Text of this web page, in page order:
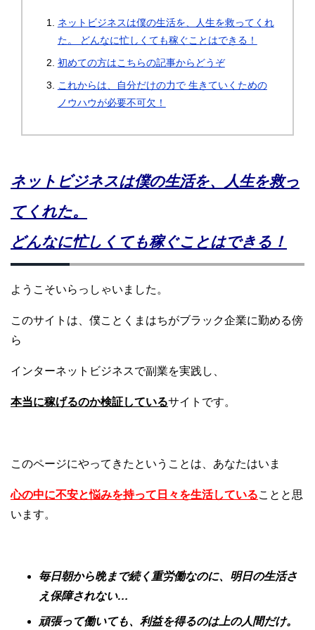
ネットビジネスは僕の生活を、人生を救ってくれ
た。 どんなに忙しくても稼ぐことはできる！
初めての方はこちらの記事からどうぞ
これからは、自分だけの力で 生きていくための
ノウハウが必要不可欠！
ネットビジネスは僕の生活を、人生を救っ
てくれた。
どんなに忙しくても稼ぐことはできる！
ようこそいらっしゃいました。
このサイトは、僕ことくまはちがブラック企業に勤める傍
ら
インターネットビジネスで副業を実践し、
本当に稼げるのか検証しているサイトです。
このページにやってきたということは、あなたはいま
心の中に不安と悩みを持って日々を生活していることと思
います。
毎日朝から晩まで続く重労働なのに、明日の生活さ
え保障されない…
頑張って働いても、利益を得るのは上の人間だけ。